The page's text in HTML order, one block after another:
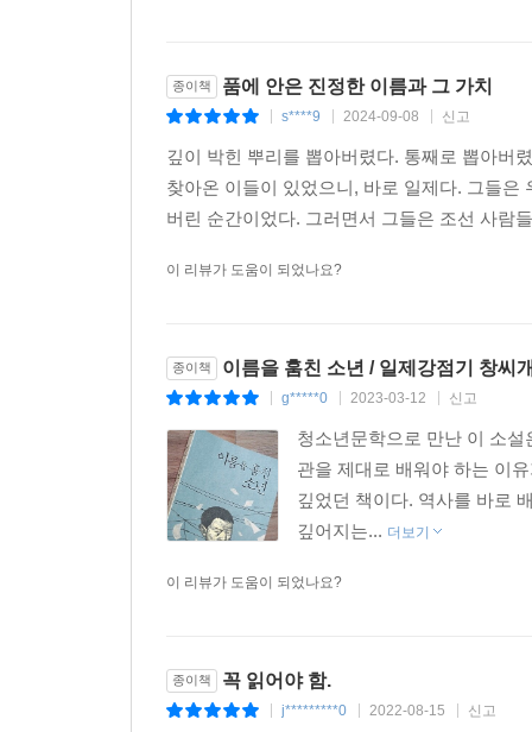
종이책 품에 안은 진정한 이름과 그 가치
s****9 2024-09-08 신고
깊이 박힌 뿌리를 뽑아버렸다. 통째로 뽑아버
찾아온 이들이 있었으니, 바로 일제다. 그들
버린 순간이었다. 그러면서 그들은 조선 사람
이 리뷰가 도움이 되었나요?
종이책 이름을 훔친 소년 / 일제강점기 창씨
g*****0 2023-03-12 신고
청소년문학으로 만난 이 소
관을 제대로 배워야 하는 이
깊었던 책이다. 역사를 바로
깊어지는... 더보기
이 리뷰가 도움이 되었나요?
종이책 꼭 읽어야 함.
j*********0 2022-08-15 신고